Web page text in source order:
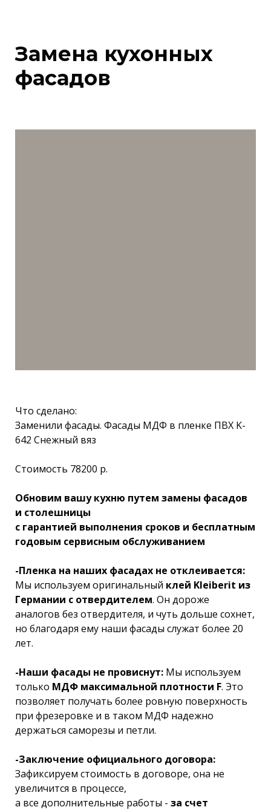
Замена кухонных
фасадов
Что сделано:
Заменили фасады. Фасады МДФ в пленке ПВХ K-
642 Снежный вяз
Стоимость 78200 р.
Обновим вашу кухню путем замены фасадов
и столешницы
с гарантией выполнения сроков и бесплатным
годовым сервисным обслуживанием
-Пленка на наших фасадах не отклеивается:
Мы используем оригинальный клей Kleiberit из
Германии с отвердителем. Он дороже
аналогов без отвердителя, и чуть дольше сохнет,
но благодаря ему наши фасады служат более 20
лет.
-Наши фасады не провиснут: Мы используем
только МДФ максимальной плотности F. Это
позволяет получать более ровную поверхность
при фрезеровке и в таком МДФ надежно
держаться саморезы и петли.
-Заключение официального договора:
Зафиксируем стоимость в договоре, она не
увеличится в процессе,
а все дополнительные работы - за счет